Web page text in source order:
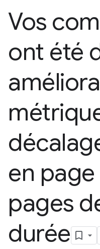
Vos
ont été
en
pages
durée